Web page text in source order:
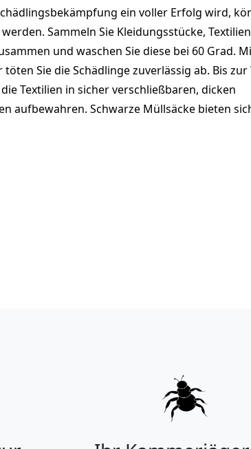
ein voller Erfolg wird,
Sammeln Sie Kleidungsstücke,
und waschen Sie diese bei 60 Grad.
Sie die Schädlinge zuverlässig ab. Bis zur
Textilien in sicher verschließbaren, dicken
aufbewahren. Schwarze Müllsäcke bieten